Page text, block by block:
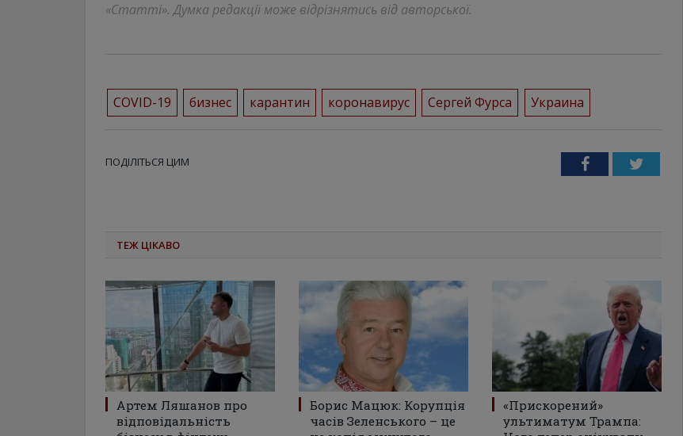
«Статті». Думка редакції може відрізнятись від авторської.
COVID-19 бизнес карантин коронавирус Сергей Фурса Украина
ПОДІЛІТЬСЯ ЦИМ FacebookTwitter
ТЕЖ ЦІКАВО
Артем Ляшанов про
відповідальність
Борис Мацюк: Корупція
часів Зеленського – це
«Прискорений»
ультиматум Трампа: